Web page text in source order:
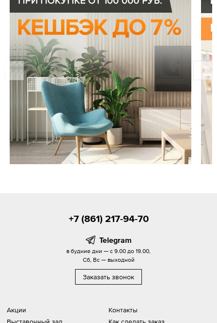
Акции
Выставочный зал
Контакты
Как сделать заказ
+7 (861) 217-94-70
Telegram
в будние дни — с 9.00 до 19.00,
Сб, Вс — выходной
Заказать звонок